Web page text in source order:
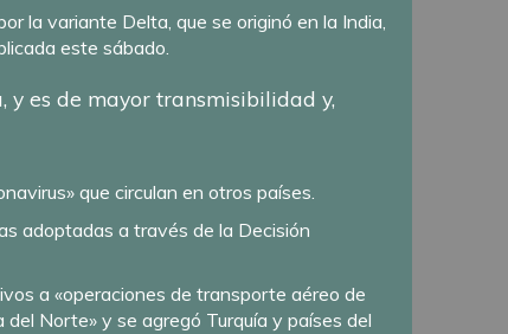
la variante Delta, que se originó en la India,
este sábado.
y es de mayor transmisibilidad y,
que circulan en otros países.
adoptadas a través de la Decisión
a «operaciones de transporte aéreo de
Norte» y se agregó Turquía y países del